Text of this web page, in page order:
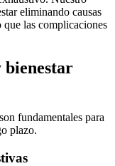
eliminando causas
las complicaciones
bienestar
fundamentales para
plazo.